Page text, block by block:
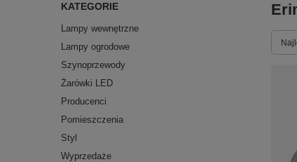
KATEGORIE
Lampy wewnętrzne
Lampy ogrodowe
Szynoprzewody
Żarówki LED
Producenci
Pomieszczenia
Styl
Wyprzedaże